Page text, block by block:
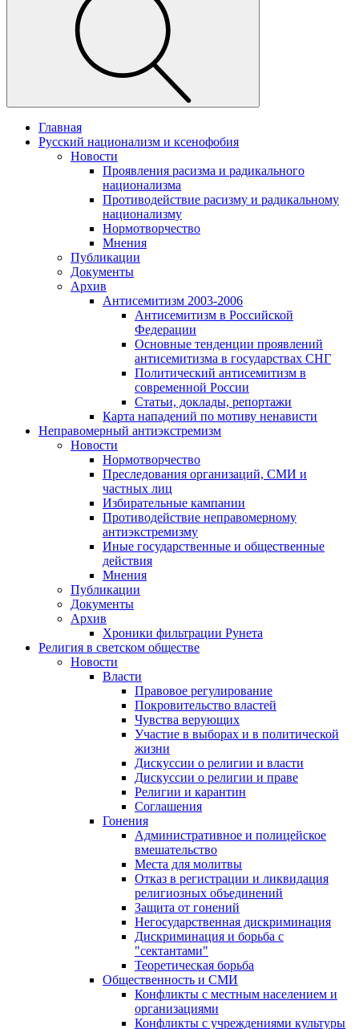
Главная
Русский национализм и ксенофобия
Новости
Проявления расизма и радикального
национализма
Противодействие расизму и радикальному
национализму
Нормотворчество
Мнения
Публикации
Документы
Архив
Антисемитизм 2003-2006
Антисемитизм в Российской
Федерации
Основные тенденции проявлений
антисемитизма в государствах СНГ
Политический антисемитизм в
современной России
Статьи, доклады, репортажи
Карта нападений по мотиву ненависти
Неправомерный антиэкстремизм
Новости
Нормотворчество
Преследования организаций, СМИ и
частных лиц
Избирательные кампании
Противодействие неправомерному
антиэкстремизму
Иные государственные и общественные
действия
Мнения
Публикации
Документы
Архив
Хроники фильтрации Рунета
Религия в светском обществе
Новости
Власти
Правовое регулирование
Покровительство властей
Чувства верующих
Участие в выборах и в политической
жизни
Дискуссии о религии и власти
Дискуссии о религии и праве
Религии и карантин
Соглашения
Гонения
Административное и полицейское
вмешательство
Места для молитвы
Отказ в регистрации и ликвидация
религиозных объединений
Защита от гонений
Негосударственная дискриминация
Дискриминация и борьба с
"сектантами"
Теоретическая борьба
Общественность и СМИ
Конфликты с местным населением и
организациями
Конфликты с учреждениями культуры